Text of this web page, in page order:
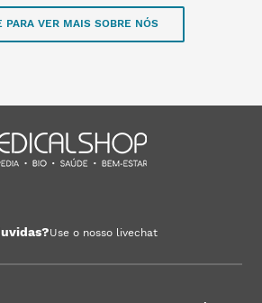
PARA VER MAIS SOBRE NÓS
Use o nosso livechat